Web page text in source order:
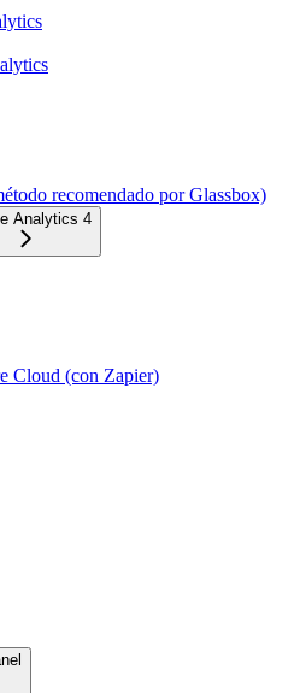
recomendado por Glassbox)
Analytics 4
Cloud (con Zapier)